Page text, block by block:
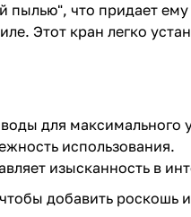
что придает
Этот кран легко
для максимального
использования.
изысканность в
добавить роскошь